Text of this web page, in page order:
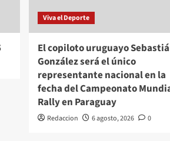
Viva el Deporte
El copiloto uruguayo
González será el único
representante nacional en la
fecha del Campeonato
Rally en Paraguay
Redaccion 6 agosto, 2026 0